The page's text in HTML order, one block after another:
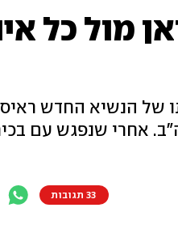
מול כל
של הנשיא החדש
אחרי שנפגש עם
33 תגובות